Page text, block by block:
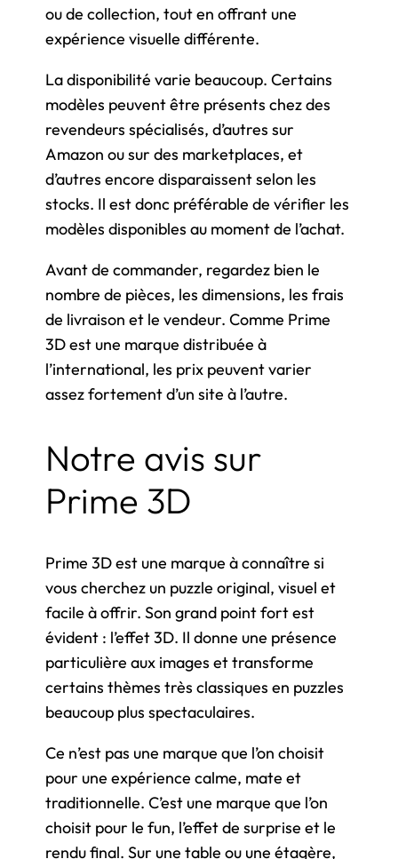
ou de collection, tout en offrant une
expérience visuelle différente.
La disponibilité varie beaucoup. Certains
modèles peuvent être présents chez des
revendeurs spécialisés, d’autres sur
Amazon ou sur des marketplaces, et
d’autres encore disparaissent selon les
stocks. Il est donc préférable de vérifier les
modèles disponibles au moment de l’achat.
Avant de commander, regardez bien le
nombre de pièces, les dimensions, les frais
de livraison et le vendeur. Comme Prime
3D est une marque distribuée à
l’international, les prix peuvent varier
assez fortement d’un site à l’autre.
Notre avis sur
Prime 3D
Prime 3D est une marque à connaître si
vous cherchez un puzzle original, visuel et
facile à offrir. Son grand point fort est
évident : l’effet 3D. Il donne une présence
particulière aux images et transforme
certains thèmes très classiques en puzzles
beaucoup plus spectaculaires.
Ce n’est pas une marque que l’on choisit
pour une expérience calme, mate et
traditionnelle. C’est une marque que l’on
choisit pour le fun, l’effet de surprise et le
rendu final. Sur une table ou une étagère,